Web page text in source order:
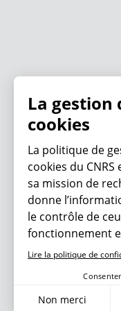
La gestion
cookies
La politique de
cookies du
sa mission de
donne
le contrôle de
fonctionnement
Lire la politique de
Non merci